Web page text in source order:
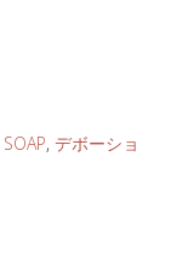
SOAP, デボーショ